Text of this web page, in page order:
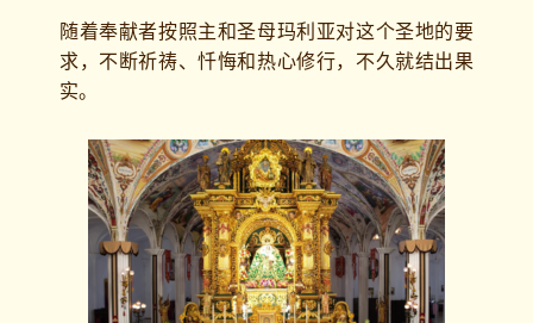
随着奉献者按照主和圣母玛利亚对这个圣地的要
求，不断祈祷、忏悔和热心修行，不久就结出果
实。